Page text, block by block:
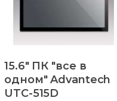
15.6" ПК "все в
одном" Advantech
UTC-515D